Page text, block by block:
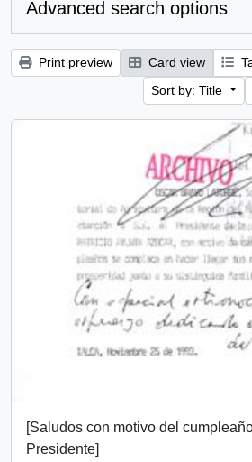
Advanced search options
Print preview Card view
Sort by: Title
[Saludos con motivo del
Presidente]